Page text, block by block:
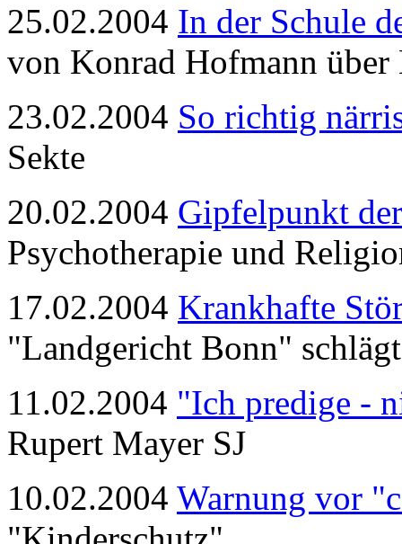
25.02.2004 In der Schule
von Konrad Hofmann
23.02.2004 So richtig
Sekte
20.02.2004 Gipfelpunkt
Psychotherapie und
17.02.2004 Krankhafte
"Landgericht Bonn"
11.02.2004 "Ich predige -
Rupert Mayer SJ
10.02.2004 Warnung vor